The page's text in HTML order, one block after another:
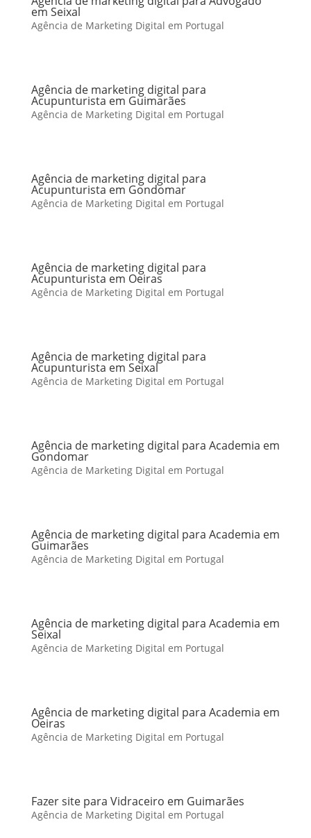
em Seixal
Agência de Marketing Digital em Portugal
Agência de marketing digital para
Acupunturista em Guimarães
Agência de Marketing Digital em Portugal
Agência de marketing digital para
Acupunturista em Gondomar
Agência de Marketing Digital em Portugal
Agência de marketing digital para
Acupunturista em Oeiras
Agência de Marketing Digital em Portugal
Agência de marketing digital para
Acupunturista em Seixal
Agência de Marketing Digital em Portugal
Agência de marketing digital para Academia em
Gondomar
Agência de Marketing Digital em Portugal
Agência de marketing digital para Academia em
Guimarães
Agência de Marketing Digital em Portugal
Agência de marketing digital para Academia em
Seixal
Agência de Marketing Digital em Portugal
Agência de marketing digital para Academia em
Oeiras
Agência de Marketing Digital em Portugal
Fazer site para Vidraceiro em Guimarães
Agência de Marketing Digital em Portugal